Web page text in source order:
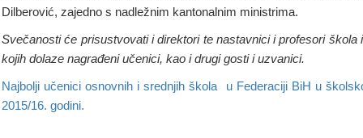
Dilberović, zajedno s nadležnim kantonalnim ministrima.
Svečanosti će prisustvovati i direktori te nastavnici i profesori škola
kojih dolaze nagrađeni učenici, kao i drugi gosti i uzvanici.
Najbolji učenici osnovnih i srednjih škola u Federaciji BiH u
2015/16. godini.